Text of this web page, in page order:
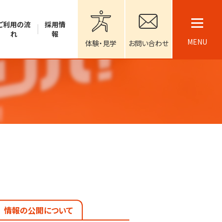
MENU
利用の流
れ
採用情
報
体験・見学
お問い合わせ
情報の公開について